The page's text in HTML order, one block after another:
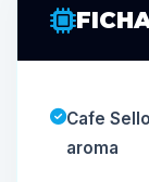
Cafe
aroma